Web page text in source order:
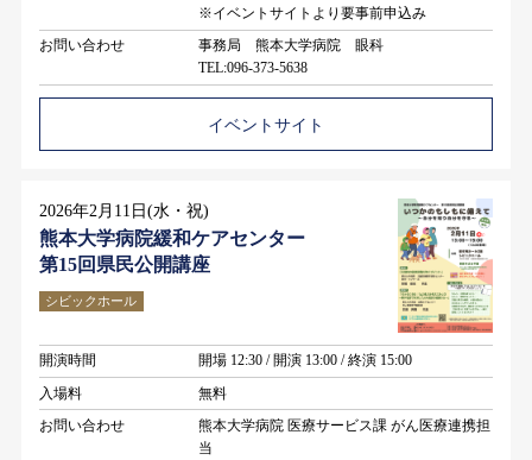
※イベントサイトより要事前申込み
お問い合わせ
事務局 熊本大学病院 眼科
TEL:096-373-5638
イベントサイト
2026年2月11日(水・祝)
熊本大学病院緩和ケアセンター
第15回県民公開講座
シビックホール
開演時間
開場 12:30 / 開演 13:00 / 終演 15:00
入場料
無料
お問い合わせ
熊本大学病院 医療サービス課 がん医療連携担
当